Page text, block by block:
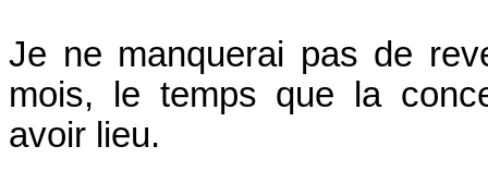
Je ne manquerai pas de
mois, le temps que la
avoir lieu.